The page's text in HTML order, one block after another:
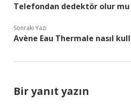
Telefondan dedektör olur mu
Sonraki Yazı
Avène Eau Thermale nasıl
Bir yanıt yazın